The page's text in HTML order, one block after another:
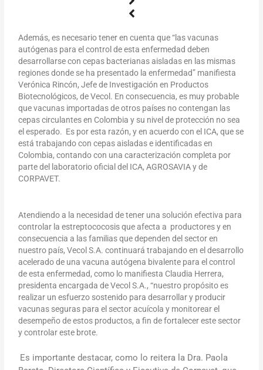
Además, es necesario tener en cuenta que “las vacunas
autógenas para el control de esta enfermedad deben
desarrollarse con cepas bacterianas aisladas en las mismas
regiones donde se ha presentado la enfermedad” manifiesta
Verónica Rincón,Jefe de Investigación en Productos
Biotecnológicos, de Vecol . En consecuencia, es muy probable
que vacunas importadas de otros países no contengan las
cepas circulantes en Colombia y su nivel de protección no sea
el esperado. Es por esta razón, y en acuerdo con el ICA, que se
está trabajando con cepas aisladas e identificadas en
Colombia, contando con una caracterización completa por
parte del laboratorio oficial del ICA, AGROSAVIA y de
CORPAVET.
Atendiendo a la necesidad de tener una solución efectiva para
controlar la estreptococosis que afecta a productores y en
consecuencia a las familias que dependen del sector en
nuestro país, Vecol S.A. continuará trabajando en eldesarrollo
acelerado de una vacuna autógena bivalente para el control
de esta enfermedad, como lo manifiesta Claudia Herrera,
presidenta encargada de Vecol S.A., “nuestro propósito es
realizar un esfuerzo sostenido para desarrollar y producir
vacunas seguras para el sector acuícola y monitorear el
desempeño de estos productos, a fin de fortalecer este sector
y controlar este brote.
Es importante destacar, como lo reitera la Dra. Paola